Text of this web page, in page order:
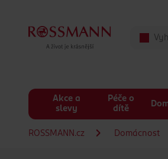
Akce a
slevy
Péče o
dítě
ROSSMANN.cz Domácnost